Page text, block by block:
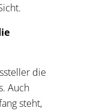
die
Auch
steht,